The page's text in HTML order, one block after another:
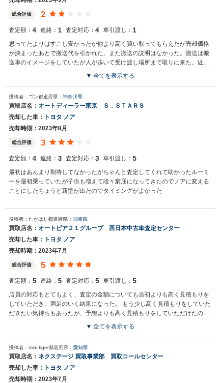
総合評価 2
査定額： 4 連絡： 1 査定対応： 4 車引渡し： 1
思ってたよりはすこし安かったが他より高く買い取ってもらえたが売却価格
が決まったあとで搬送代を引かれた。また搬送の説明はなかった。搬送は搬
送車のイメージをしていたが人が歩いて受け渡し場所まで取りに来た。近く
に店舗があるので持っていくと言ったら断られ、歩いてくる搬送に一万円も
▼ 全てを表示する
投稿者：ゴン都道府県： 神奈川県
買取店名： オートディーラー東京 Ｓ．ＳＴＡＲＳ
売却した車：
トヨタ ノア
売却時期：2023年8月
総合評価 3
査定額： 4 連絡： 3 査定対応： 3 車引渡し： 5
最初はあんまり期待してなかったがちゃんと査定してくれて助かったルーミ
ーを最初乗っていたが子供も増えて段々窮屈になってきたのでノアに変える
ことにしたちょうど新型が出たのでタイミングがよかった
投稿者：たかはし 都道府県： 宮崎県
買取店名： オートピア２１グループ 西日本中古車査定センター
売却した車：
トヨタ ノア
売却時期：2023年7月
総合評価 5
査定額： 5 連絡： 5 査定対応： 5 車引渡し： 5
店員の対応もとてもよく、査定の金額についても当初よりも高く見積もりを
していただき、満足のいく結果になった。 もう少し高く見積もりをしていた
だきたい気持ちもあったが、予想よりも高く見積もりをしていただけたので
▼ 全てを表示する
投稿者：mini tiger都道府県： 愛知県
買取店名： ネクステージ 買取事業部 買取コールセンター
売却した車：
トヨタ ノア
売却時期：2023年7月